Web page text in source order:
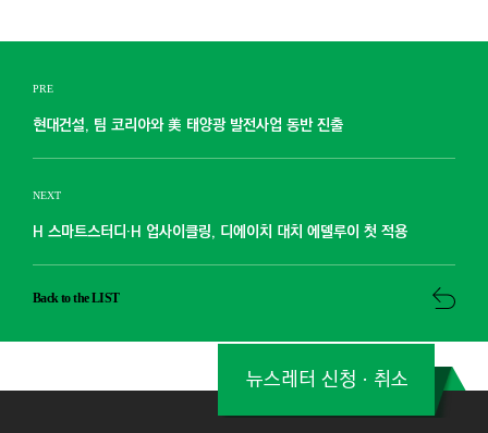
PRE
현대건설, 팀 코리아와 美 태양광 발전사업 동반 진출
NEXT
H 스마트스터디·H 업사이클링, 디에이치 대치 에델루이 첫 적용
Back to the LIST
뉴스레터 신청ㆍ취소